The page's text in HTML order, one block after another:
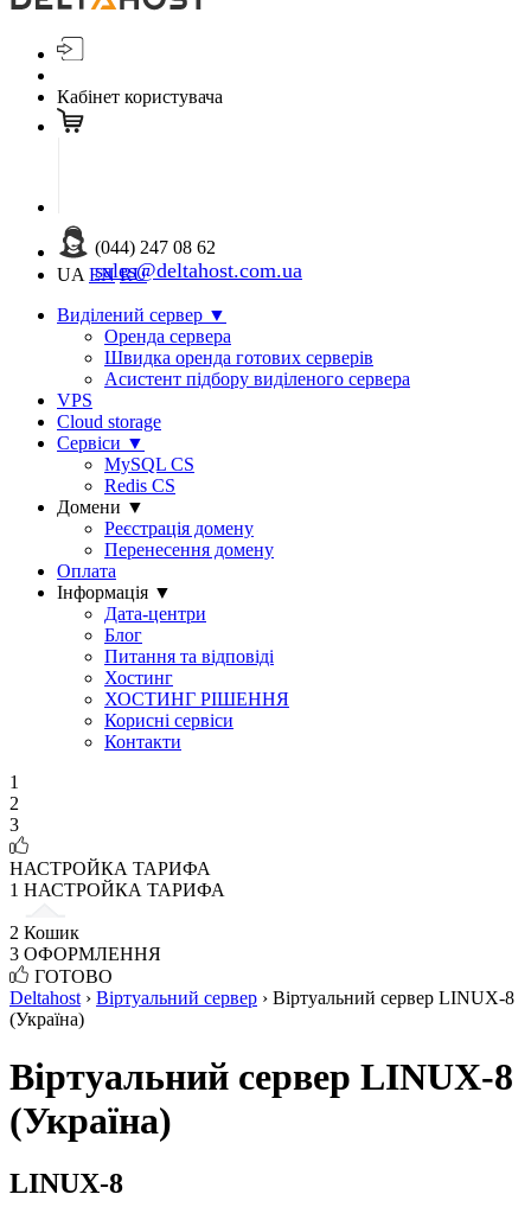
Кабінет користувача
(044) 247 08 62
sales@deltahost.com.ua
UA EN RU
Виділений сервер ▼
Оренда сервера
Швидка оренда готових серверів
Асистент підбору виділеного сервера
VPS
Cloud storage
Сервіси ▼
MySQL CS
Redis CS
Домени ▼
Реєстрація домену
Перенесення домену
Оплата
Інформація ▼
Дата-центри
Блог
Питання та відповіді
Хостинг
ХОСТИНГ РІШЕННЯ
Корисні сервіси
Контакти
1
2
3
НАСТРОЙКА ТАРИФА
1 НАСТРОЙКА ТАРИФА
2 Кошик
3 ОФОРМЛЕННЯ
ГОТОВО
Deltahost › Віртуальний сервер › Віртуальний сервер LINUX-8
(Україна)
Віртуальний сервер LINUX-8
(Україна)
LINUX-8